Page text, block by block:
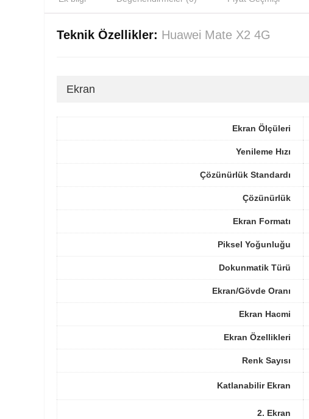
Teknik Özellikler: Huawei Mate X2 4G
Ekran
Ekran Ölçüleri
Yenileme Hızı
Çözünürlük Standardı
Çözünürlük
Ekran Formatı
Piksel Yoğunluğu
Dokunmatik Türü
Ekran/Gövde Oranı
Ekran Hacmi
Ekran Özellikleri
Renk Sayısı
Katlanabilir Ekran
2. Ekran